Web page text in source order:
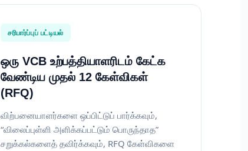
சரிபார்ப்புப் பட்டியல்
ஒரு VCB உற்பத்தியாளரிடம் கேட்க
வேண்டிய முதல் 12 கேள்விகள்
(RFQ)
விற்பனையாளர்களை ஒப்பிட்டுப் பார்க்கவும்,
“விலைப்புள்ளி அளிக்கப்பட்டும் பொருந்தாத”
சறுக்கல்களைத் தவிர்க்கவும், RFQ கேள்விகளை